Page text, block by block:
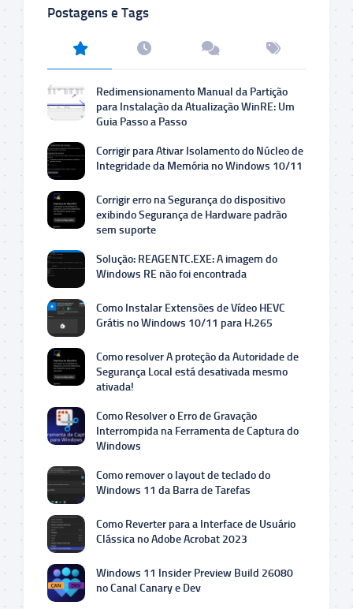
Postagens e Tags
Redimensionamento Manual da Partição
para Instalação da Atualização WinRE: Um
Guia Passo a Passo
Corrigir para Ativar Isolamento do Núcleo de
Integridade da Memória no Windows 10/11
Corrigir erro na Segurança do dispositivo
exibindo Segurança de Hardware padrão
sem suporte
Solução: REAGENTC.EXE: A imagem do
Windows RE não foi encontrada
Como Instalar Extensões de Vídeo HEVC
Grátis no Windows 10/11 para H.265
Como resolver A proteção da Autoridade de
Segurança Local está desativada mesmo
ativada!
Como Resolver o Erro de Gravação
Interrompida na Ferramenta de Captura do
Windows
Como remover o layout de teclado do
Windows 11 da Barra de Tarefas
Como Reverter para a Interface de Usuário
Clássica no Adobe Acrobat 2023
Windows 11 Insider Preview Build 26080
no Canal Canary e Dev